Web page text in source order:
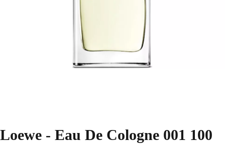
Loewe - Eau De Cologne 001 100